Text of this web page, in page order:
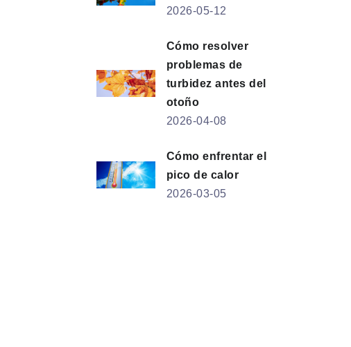
2026-05-12
Cómo resolver
problemas de
turbidez antes del
otoño
2026-04-08
Cómo enfrentar el
pico de calor
2026-03-05